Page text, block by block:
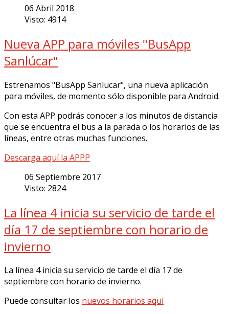
06 Abril 2018
Visto: 4914
Nueva APP para móviles "BusApp
Sanlúcar"
Estrenamos "BusApp Sanlucar", una nueva aplicación
para móviles, de momento sólo disponible para Android.
Con esta APP podrás conocer a los minutos de distancia
que se encuentra el bus a la parada o los horarios de las
líneas, entre otras muchas funciones.
Descarga aquí la APPP
06 Septiembre 2017
Visto: 2824
La línea 4 inicia su servicio de tarde el
día 17 de septiembre con horario de
invierno
La línea 4 inicia su servicio de tarde el día 17 de
septiembre con horario de invierno.
Puede consultar los nuevos horarios aquí